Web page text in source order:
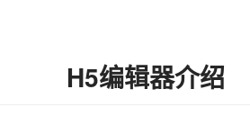
H5编辑器介绍